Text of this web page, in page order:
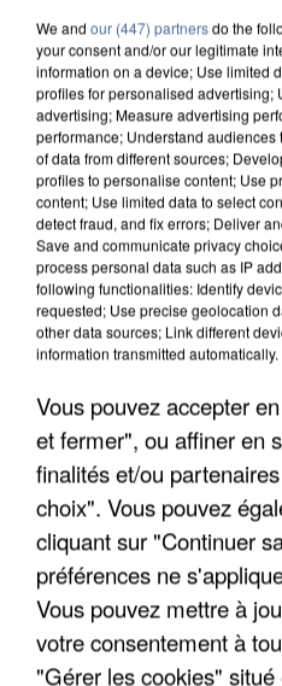
L’UN DES FONDATEURS
MAFIA INTERPELLÉ EN
We and our (447) partnersdo the
your consent and/or our legitimate
information on a device; Use limited
profiles for personalised advertising;
advertising; Measure advertising
performance; Understand
of data from different sources;
profiles to personalise content; Use
content; Use limited data to select
detect fraud, and fix errors; Deliver
Save and communicate privacy
process personal data such as IP
following functionalities: Identify
requested; Use precise geolocation
other data sources; Link different
information transmitted automatically.
Vous pouvez accepter
et fermer", ou affiner en
finalités et/ou
choix". Vous pouvez
cliquant sur "Continuer
préférences ne
Vous pouvez mettre à
votre consentement à
"Gérer les cookies"